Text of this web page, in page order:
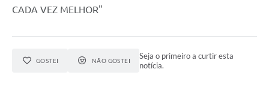
CADA VEZ MELHOR"
GOSTEI NÃO GOSTEI
Seja o primeiro a curtir esta
notícia.